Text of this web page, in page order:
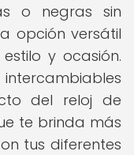
o negras sin
opción versátil
y ocasión.
del reloj de
te brinda más
tus diferentes